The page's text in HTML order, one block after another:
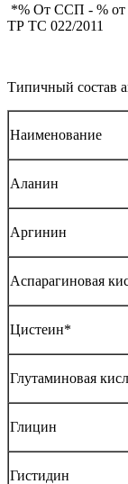
*% От ССП - % от
ТР ТС 022/2011
Типичный состав
Наименование
Аланин
Аргинин
Аспарагиновая
Цистеин*
Глутаминовая
Глицин
Гистидин